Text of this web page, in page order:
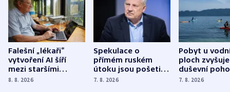
Falešní „lékaři“
vytvoření AI šíří
mezi staršími
Poláky nebezpečné
8. 8. 2026
Spekulace o
přímém ruském
útoku jsou pošetilé,
míní estonský
7. 8. 2026
Pobyt u
ploch zvyšuje
duševní
ukázala
7. 8. 2026